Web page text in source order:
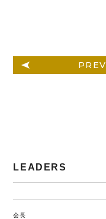
PREV
LEADERS
会長